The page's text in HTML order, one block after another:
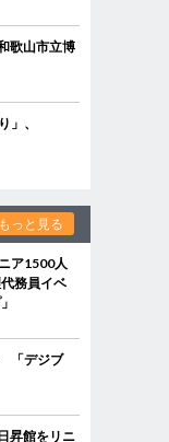
歌山市立博
」、
もっと見る
ア1500人
務員イベ
「デジブ
昇館をリニ